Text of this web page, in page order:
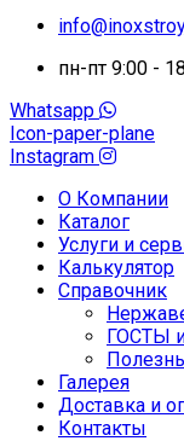
пн-пт 9:00 -
Whatsapp
Icon-paper-plane
Instagram
О Компании
Каталог
Услуги и
Калькулятор
Справочник
ГОСТЫ
Галерея
Доставка и
Контакты